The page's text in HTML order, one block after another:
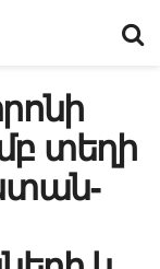
տեղի